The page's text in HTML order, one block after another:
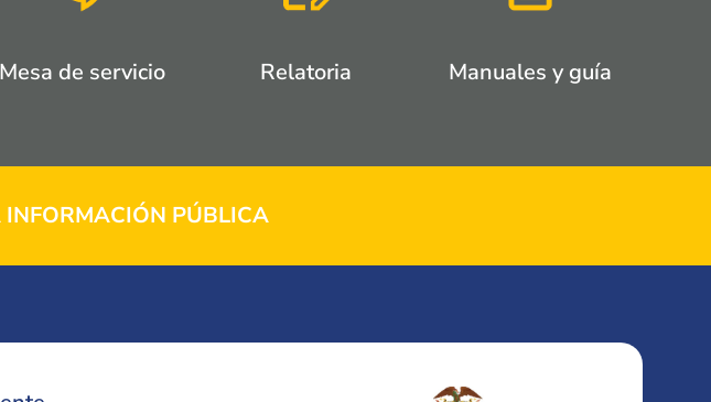
Mesa de servicio Relatoria Manuales y guía
PÚBLICA